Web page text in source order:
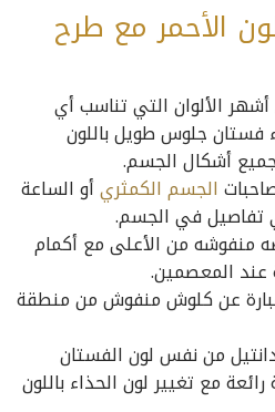
الأحمر مع طرح
أشهر الألوان التي تناسب أي
فستان جلوس طويل باللون
أشكال الجسم.
الجسم الكمثريأو الساعة
تفاصيل في الجسم.
منفوشه من الأعلى مع أكمام
عند المعصمين.
عن كلوش منفوش من منطقة
من نفس لون الفستان
مع تغيير لون الحذاء باللون